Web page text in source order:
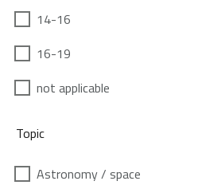
14-16
16-19
not applicable
Topic
Astronomy / space